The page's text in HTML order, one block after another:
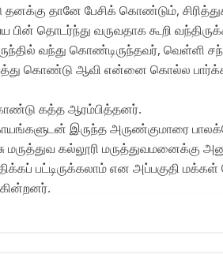
தனக்கு தானே பேசிக் கொண்டும்,
தொடர்ந்து வருவதாக கூறி
வந்து கொண்டிருந்தவர், வெள்ளி
கொண்டு ஆவி என்னை கொல்ல
கத்த ஆரம்பித்தனர்.
இருந்த அருண்குமாரை
மருத்துவ கல்லூரி மருத்துவமனைக்கு
பட்டிருக்கலாம் என அப்பகுதி மக்கள்